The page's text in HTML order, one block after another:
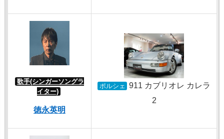
歌手(シンガーソングラ
イター)
徳永英明
ポルシェ 911 カブリオレ カレラ
2